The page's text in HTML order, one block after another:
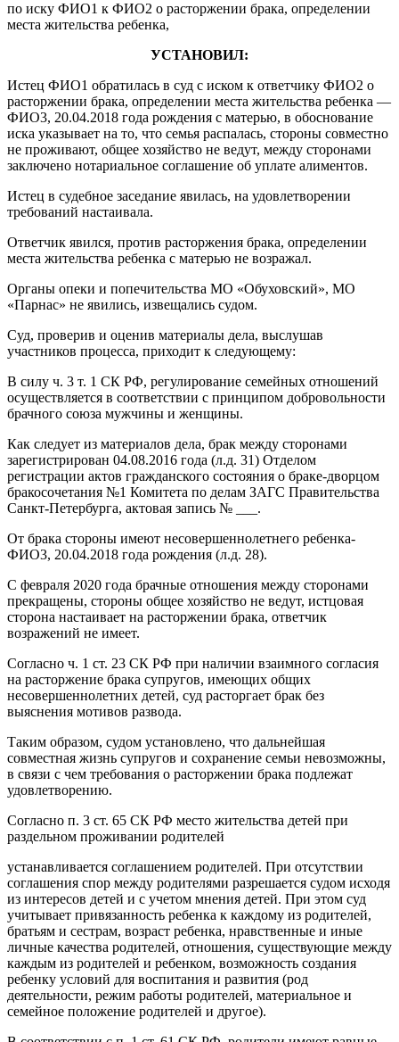
по иску ФИО1 к ФИО2 о расторжении брака, определении
места жительства ребенка,
УСТАНОВИЛ:
Истец ФИО1 обратилась в суд с иском к ответчику ФИО2 о
расторжении брака, определении места жительства ребенка —
ФИО3, 20.04.2018 года рождения с матерью, в обоснование
иска указывает на то, что семья распалась, стороны совместно
не проживают, общее хозяйство не ведут, между сторонами
заключено нотариальное соглашение об уплате алиментов.
Истец в судебное заседание явилась, на удовлетворении
требований настаивала.
Ответчик явился, против расторжения брака, определении
места жительства ребенка с матерью не возражал.
Органы опеки и попечительства МО «Обуховский», МО
«Парнас» не явились, извещались судом.
Суд, проверив и оценив материалы дела, выслушав
участников процесса, приходит к следующему:
В силу ч. 3 т. 1 СК РФ, регулирование семейных отношений
осуществляется в соответствии с принципом добровольности
брачного союза мужчины и женщины.
Как следует из материалов дела, брак между сторонами
зарегистрирован 04.08.2016 года (л.д. 31) Отделом
регистрации актов гражданского состояния о браке-дворцом
бракосочетания №1 Комитета по делам ЗАГС Правительства
Санкт-Петербурга, актовая запись № ___.
От брака стороны имеют несовершеннолетнего ребенка-
ФИО3, 20.04.2018 года рождения (л.д. 28).
С февраля 2020 года брачные отношения между сторонами
прекращены, стороны общее хозяйство не ведут, истцовая
сторона настаивает на расторжении брака, ответчик
возражений не имеет.
Согласно ч. 1 ст. 23 СК РФ при наличии взаимного согласия
на расторжение брака супругов, имеющих общих
несовершеннолетних детей, суд расторгает брак без
выяснения мотивов развода.
Таким образом, судом установлено, что дальнейшая
совместная жизнь супругов и сохранение семьи невозможны,
в связи с чем требования о расторжении брака подлежат
удовлетворению.
Согласно п. 3 ст. 65 СК РФ место жительства детей при
раздельном проживании родителей
устанавливается соглашением родителей. При отсутствии
соглашения спор между родителями разрешается судом исходя
из интересов детей и с учетом мнения детей. При этом суд
учитывает привязанность ребенка к каждому из родителей,
братьям и сестрам, возраст ребенка, нравственные и иные
личные качества родителей, отношения, существующие между
каждым из родителей и ребенком, возможность создания
ребенку условий для воспитания и развития (род
деятельности, режим работы родителей, материальное и
семейное положение родителей и другое).